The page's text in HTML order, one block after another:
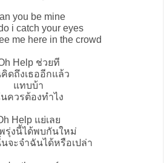
you be mine
i catch your eyes
me here in the crowd
Help ช่วยที
ดถึงเธออีกแล้ว
แทบบ้า
ควรต้องทำไง
Help แย่เลย
รุ่งนี้ได้พบกันใหม่
นจะจำฉันได้หรือเปล่า